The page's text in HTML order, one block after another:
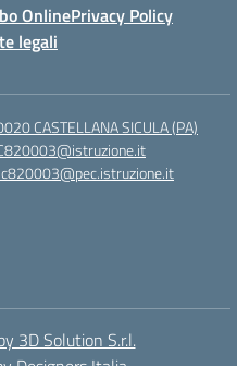
OnlinePrivacy Policy
legali
CASTELLANA SICULA (PA)
3D Solution S.r.l.